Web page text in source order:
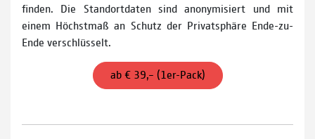
finden. Die Standortdaten sind anonymisiert und mit
einem Höchstmaß an Schutz der Privatsphäre Ende-zu-
Ende verschlüsselt.
ab € 39,– (1er-Pack)